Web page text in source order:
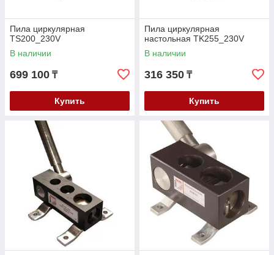
Пила циркулярная
TS200_230V
В наличии
699 100 ₸
Купить
Пила циркулярная
настольная TK255_230V
В наличии
316 350 ₸
Купить